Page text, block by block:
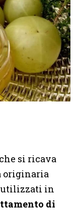
si ricava
originaria
utilizzati in
di